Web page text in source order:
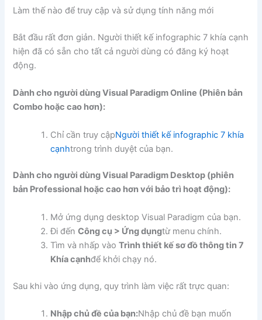
Làm thế nào để truy cập và sử dụng tính năng mới
Bắt đầu rất đơn giản. Người thiết kế infographic 7 khía cạnh
hiện đã có sẵn cho tất cả người dùng có đăng ký hoạt
động.
Dành cho người dùng Visual Paradigm Online (Phiên bản
Combo hoặc cao hơn):
Chỉ cần truy cậpNgười thiết kế infographic 7 khía
cạnhtrong trình duyệt của bạn.
Dành cho người dùng Visual Paradigm Desktop (phiên
bản Professional hoặc cao hơn với bảo trì hoạt động):
Mở ứng dụng desktop Visual Paradigm của bạn.
Đi đếnCông cụ > Ứng dụngtừ menu chính.
Tìm và nhấp vàoTrình thiết kế sơ đồ thông tin 7
Khía cạnhđể khởi chạy nó.
Sau khi vào ứng dụng, quy trình làm việc rất trực quan:
Nhập chủ đề của bạn:Nhập chủ đề bạn muốn